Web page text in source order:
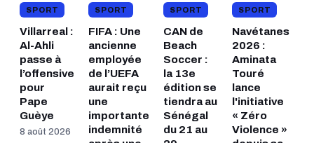
SPORT
Villarreal :
Al-Ahli
passe à
l’offensive
pour
Pape
Guèye
8 août 2026
SPORT
FIFA : Une
ancienne
employée
de l’UEFA
aurait reçu
une
importante
indemnité
SPORT
CAN de
Beach
Soccer :
la 13e
édition se
tiendra au
Sénégal
du 21 au
SPORT
Navétanes
2026 :
Aminata
Touré
lance
l'initiative
« Zéro
Violence »